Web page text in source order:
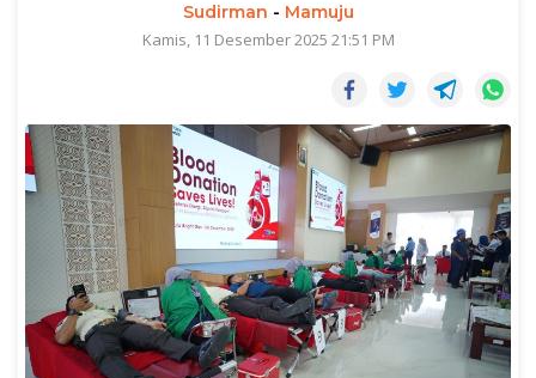
Sudirman - Mamuju
Kamis, 11 Desember 2025 21:51 PM